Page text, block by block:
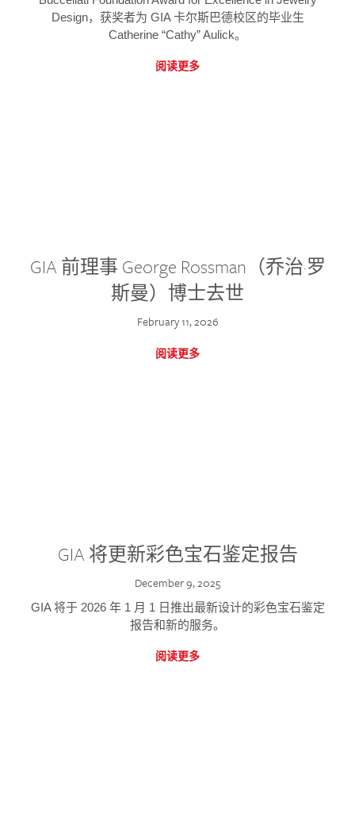
Design，获奖者为 GIA 卡尔斯巴德校区的毕业生
Catherine “Cathy” Aulick。
阅读更多
GIA 前理事 George Rossman（乔治·罗
斯曼）博士去世
February 11, 2026
阅读更多
GIA 将更新彩色宝石鉴定报告
December 9, 2025
GIA 将于 2026 年 1 月 1 日推出最新设计的彩色宝石鉴定
报告和新的服务。
阅读更多